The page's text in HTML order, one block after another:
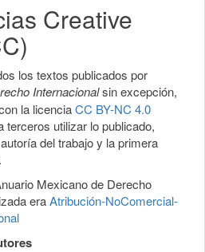
Creative
los textos publicados por
Internacionalsin excepción,
la licenciaCC BY-NC 4.0
terceros utilizar lo publicado,
del trabajo y la primera
Mexicano de Derecho
eraAtribución-NoComercial-